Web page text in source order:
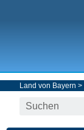
Land von Bayern >